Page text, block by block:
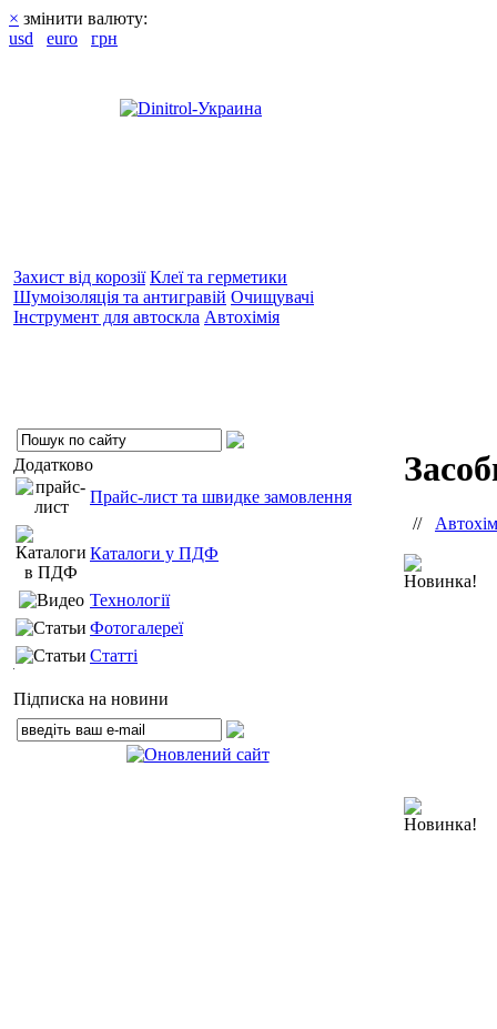
× змінити валюту:
usd
euro грн
Захист від корозії Клеї та герметики
Шумоізоляція та антигравій Очищувачі
Інструмент для автоскла Автохімія
Додатково
Прайс-лист та швидке замовлення
Каталоги у ПДФ
Технології
Фотогалереї
Статті
Підписка на новини
//
Новинка!
Новинка!